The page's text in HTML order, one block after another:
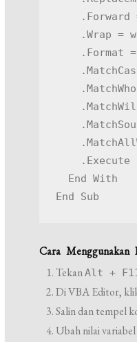
.Forward
.Wrap =
.Format
.Execute
  End With
End Sub
Cara Menggunakan
TekanAlt +
Di VBA Editor,
Salin dan tempel
Ubah nilai variabel